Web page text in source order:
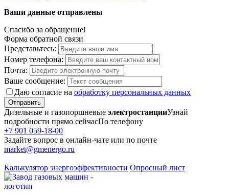
Ваши данные отправлены
Спасибо за обращение!
Форма обратной связи
Представьтесь:
Номер телефона:
Почта:
Ваше сообщение:
Даю согласие на обработку персональных данных
Отправить
Дизельные и газопоршневые электростанцииУзнай
подробности прямо сейчасПо телефону
+7 901 059-18-00
Задайте вопрос в онлайн-чате или по почте
market@gmenergo.ru
Калькулятор энергоэффективности Опросный лист